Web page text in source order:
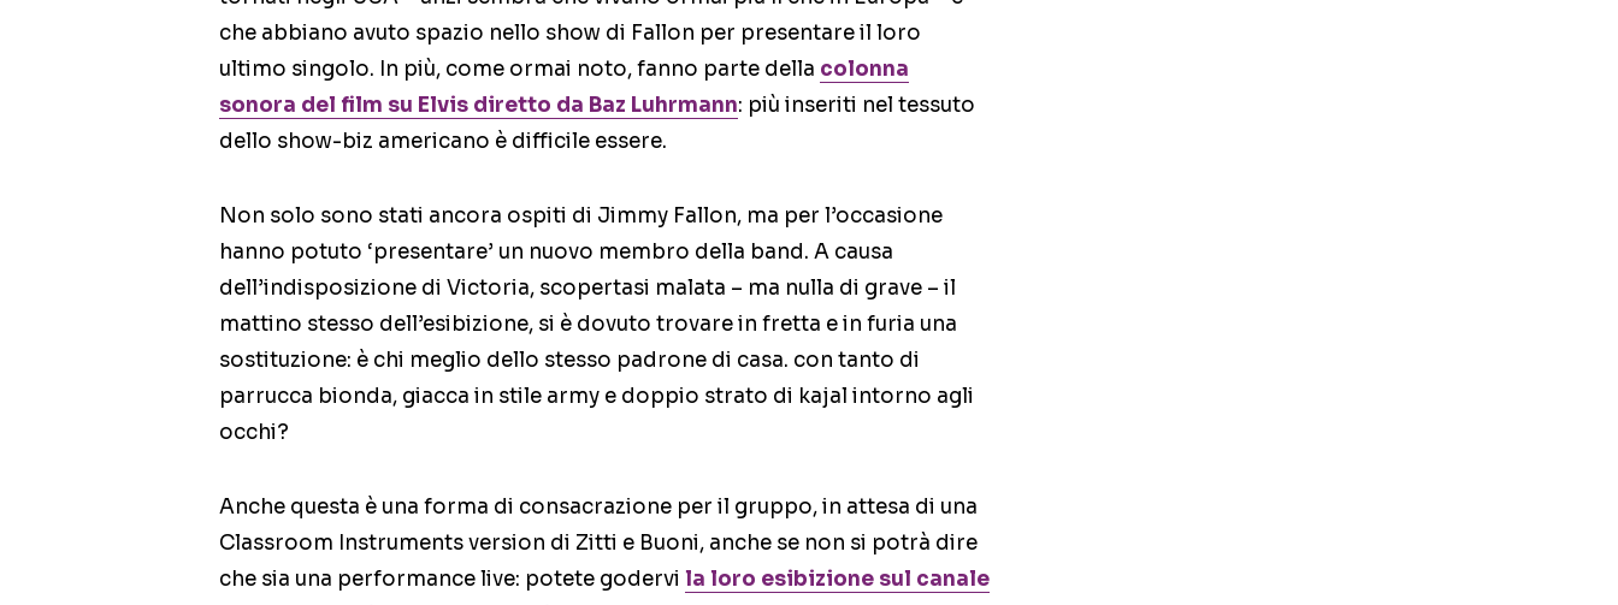
che abbiano avuto spazio nello show di Fallon per presentare il loro
ultimo singolo. In più, come ormai noto, fanno parte della colonna
sonora del film su Elvis diretto da Baz Luhrmann: più inseriti nel tessuto
dello show-biz americano è difficile essere.
Non solo sono stati ancora ospiti di Jimmy Fallon, ma per l’occasione
hanno potuto ‘presentare’ un nuovo membro della band. A causa
dell’indisposizione di Victoria, scopertasi malata – ma nulla di grave – il
mattino stesso dell’esibizione, si è dovuto trovare in fretta e in furia una
sostituzione: è chi meglio dello stesso padrone di casa. con tanto di
parrucca bionda, giacca in stile army e doppio strato di kajal intorno agli
occhi?
Anche questa è una forma di consacrazione per il gruppo, in attesa di una
Classroom Instruments version di Zitti e Buoni, anche se non si potrà dire
che sia una performance live: potete godervi la loro esibizione sul canale